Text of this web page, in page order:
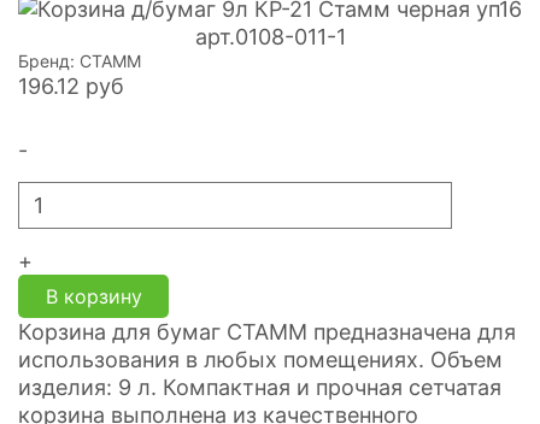
Бренд: СТАММ
196.12 руб
-
+
В корзину
Корзина для бумаг СТАММ предназначена для
использования в любых помещениях. Объем
изделия: 9 л. Компактная и прочная сетчатая
корзина выполнена из качественного